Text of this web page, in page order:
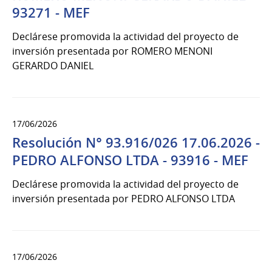
93271 - MEF
Declárese promovida la actividad del proyecto de
inversión presentada por ROMERO MENONI
GERARDO DANIEL
17/06/2026
Resolución N° 93.916/026 17.06.2026 -
PEDRO ALFONSO LTDA - 93916 - MEF
Declárese promovida la actividad del proyecto de
inversión presentada por PEDRO ALFONSO LTDA
17/06/2026